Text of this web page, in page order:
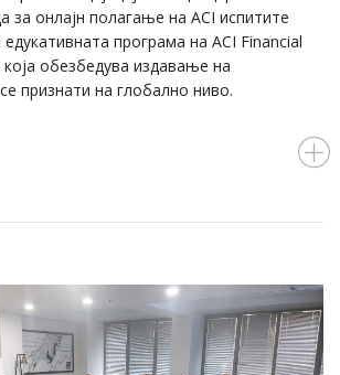
за онлајн полагање на ACI испитите
програма на ACI Financial
обезбедува издавање на
признати на глобално ниво.